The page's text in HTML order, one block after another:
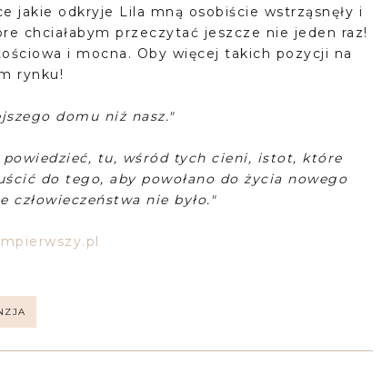
jakie odkryje Lila mną osobiście wstrząsnęły i
chciałabym przeczytać jeszcze nie jeden raz!
i mocna. Oby więcej takich pozycji na
rynku!
domu niż nasz."
powiedzieć, tu, wśród tych cieni, istot, które
do tego, aby powołano do życia nowego
człowieczeństwa nie było."